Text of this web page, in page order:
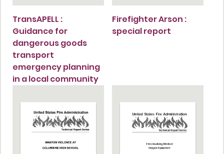
TransAPELL :
Guidance for
dangerous goods
transport
emergency planning
in a local community
Firefighter Arson :
special report